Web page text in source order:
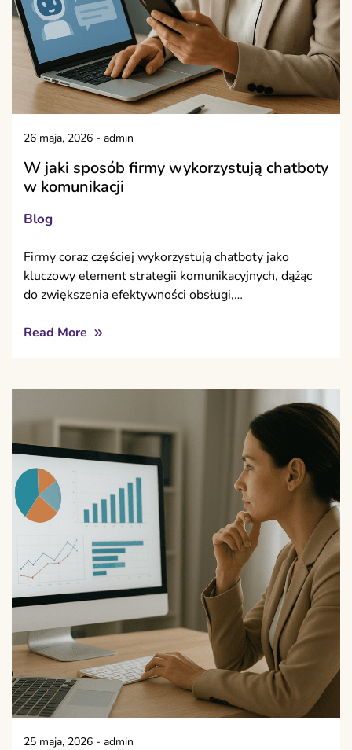
26 maja, 2026 - admin
W jaki sposób firmy wykorzystują chatboty
w komunikacji
Blog
Firmy coraz częściej wykorzystują chatboty jako
kluczowy element strategii komunikacyjnych, dążąc
do zwiększenia efektywności obsługi,…
Read More
25 maja, 2026 - admin